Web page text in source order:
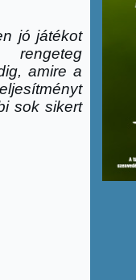
jó játékot
rengeteg
amire a
sok sikert